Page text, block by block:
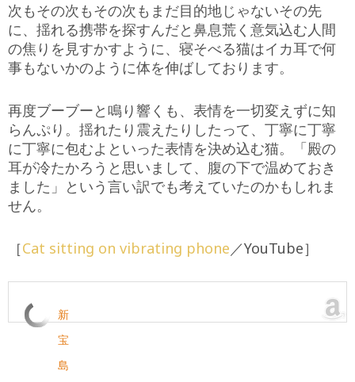
次もその次もその次もまだ目的地じゃないその先
に、揺れる携帯を探すんだと鼻息荒く意気込む人間
の焦りを見すかすように、寝そべる猫はイカ耳で何
事もないかのように体を伸ばしております。
再度ブーブーと鳴り響くも、表情を一切変えずに知
らんぷり。揺れたり震えたりしたって、丁寧に丁寧
に丁寧に包むよといった表情を決め込む猫。「殿の
耳が冷たかろうと思いまして、腹の下で温めておき
ました」という言い訳でも考えていたのかもしれま
せん。
［Cat sitting on vibrating phone／YouTube］
新
宝
島